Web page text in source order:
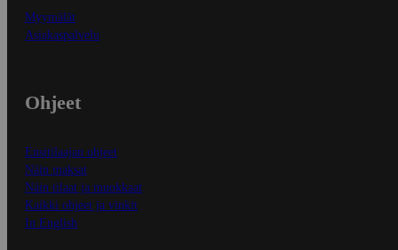
Myymälät
Asiakaspalvelu
Ohjeet
Ensitilaajan ohjeet
Näin maksat
Näin tilaat ja muokkaat
Kaikki ohjeet ja vinkit
In English